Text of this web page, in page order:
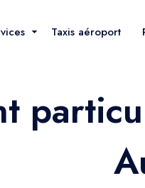
Taxis aéroport